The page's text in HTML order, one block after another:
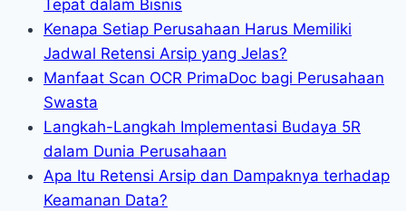
Tepat dalam Bisnis
Kenapa Setiap Perusahaan Harus Memiliki
Jadwal Retensi Arsip yang Jelas?
Manfaat Scan OCR PrimaDoc bagi Perusahaan
Swasta
Langkah-Langkah Implementasi Budaya 5R
dalam Dunia Perusahaan
Apa Itu Retensi Arsip dan Dampaknya terhadap
Keamanan Data?